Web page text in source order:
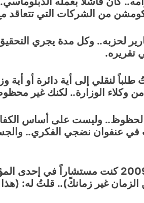
من الشركات التي تتعاقد
لحزبه.. وكل مدة يجري
تقريره.
فقدمتُ طلباً لنقلي إلى أية
وكلاء الوزارة.. لكنك غير
وليست على أساس
في عنفوان نضجي الفكري..
ـ بعد العام 2003 لم أعاد الى الوظيفة.. وفي
الزمان غير زمانكً).. قلتُ له: